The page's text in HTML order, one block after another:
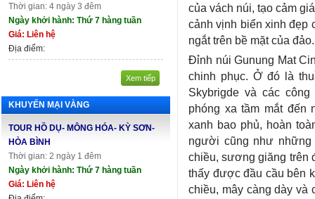
Thời gian: 4 ngày 3 đêm
Ngày khởi hành: Thứ 7 hàng tuần
Giá: Liên hệ
Địa điểm:
Xem tiếp
KHUYẾN MẠI VÀNG
TOUR HỒ DỤ- MÔNG HÓA- KỲ SƠN-
HÒA BÌNH
Thời gian: 2 ngày 1 đêm
Ngày khởi hành: Thứ 7 hàng tuần
Giá: Liên hệ
của vách núi, tạo cảm
cảnh vịnh biển xinh đẹp
ngắt trên bề mặt của đảo.
Đỉnh núi Gunung Mat
chinh phục. Ở đó là
Skybrigde và các
phóng xa tầm mắt đến
xanh bao phủ, hoàn
người cũng như những
chiều, sương giăng trên
thấy được đầu cầu bên
chiều, mây càng dày và